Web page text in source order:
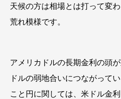
天候の方は相場とは打って変
荒れ模様です。
アメリカドルの長期金利の頭が
ドルの弱地合いにつながって
こと円に関しては、米ドル金